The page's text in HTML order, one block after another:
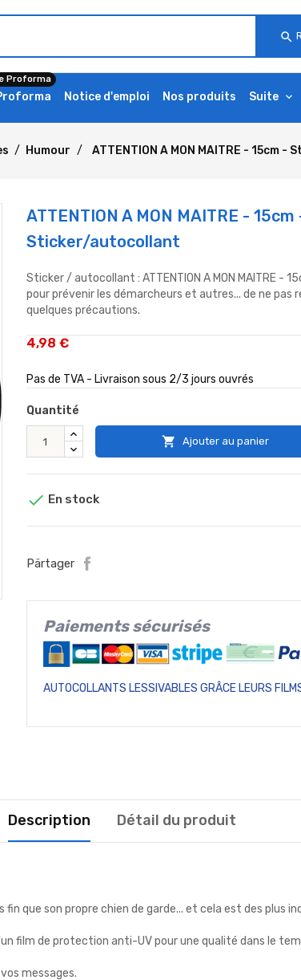
search
Proforma
Notice d'emploi Nos produits Suite
Humour ATTENTION A MON MAITRE - 15cm
ATTENTION A MON MAITRE - 15cm
Sticker/autocollant
Sticker / autocollant : ATTENTION A MON MAITRE -
pour prévenir les démarcheurs et autres... de ne pas
quelques précautions.
4,98 €
Pas de TVA - Livraison sous 2/3 jours ouvrés
Quantité
 Ajouter au panier
 En stock
Pärtager
Paiements sécurisés
AUTOCOLLANTS LESSIVABLES GRÂCE LEURS
Description Détail du produit
que son propre chien de garde... et cela est des plus
film de protection anti-UV pour une qualité dans le
messages.